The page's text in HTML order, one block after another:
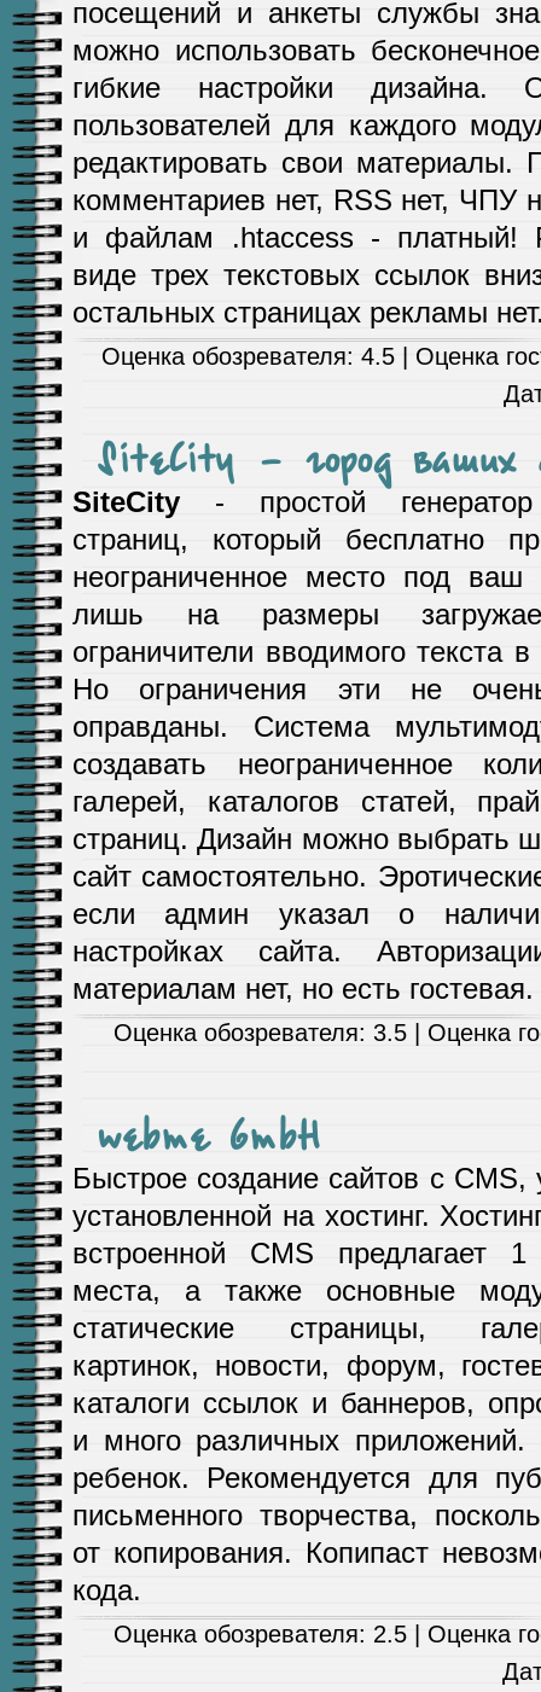
посещений и анкеты службы
можно использовать
гибкие настройки дизайна.
пользователей для каждого
редактировать свои материалы.
комментариев нет, RSS нет, ЧПУ
и файлам .htaccess - платный!
виде трех текстовых ссылок
остальных страницах рекламы
Оценка обозревателя: 4.5 | Оценка
SiteCity - город ваших
SiteCity - простой
страниц, который бесплатно
неограниченное место под ваш
лишь на размеры
ограничители вводимого текста
Но ограничения эти не
оправданы. Система
создавать неограниченное
галерей, каталогов статей,
страниц. Дизайн можно выбрать
сайт самостоятельно.
если админ указал о
настройках сайта.
материалам нет, но есть гостевая.
Оценка обозревателя: 3.5 | Оценка
webme GmbH
Быстрое создание сайтов с CMS,
установленной на хостинг.
встроенной CMS предлагает
места, а также основные
статические страницы,
картинок, новости, форум,
каталоги ссылок и баннеров,
и много различных
ребенок. Рекомендуется для
письменного творчества,
от копирования. Копипаст
кода.
Оценка обозревателя: 2.5 | Оценка